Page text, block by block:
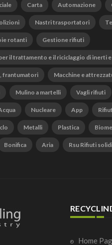
Carta Automazione
Nastri trasportatori
rotanti Gestione rifiuti
il trattamento e il riciclaggio di inerti
frantumatori Macchine e
Mulino a martelli Vagli rifiuti
Nucleare App
Metalli Plastica
Bonifica Aria Rsu Rifiuti
Home